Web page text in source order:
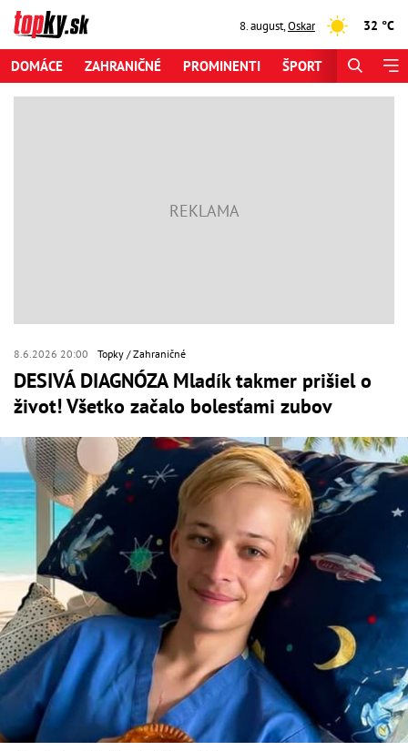
8. august,Oskar 32 °C
DOMÁCE ZAHRANIČNÉ PROMINENTI ŠPORT
8.6.2026 20:00 Topky Zahraničné
DESIVÁ DIAGNÓZA Mladík takmer prišiel o
život! Všetko začalo bolesťami zubov